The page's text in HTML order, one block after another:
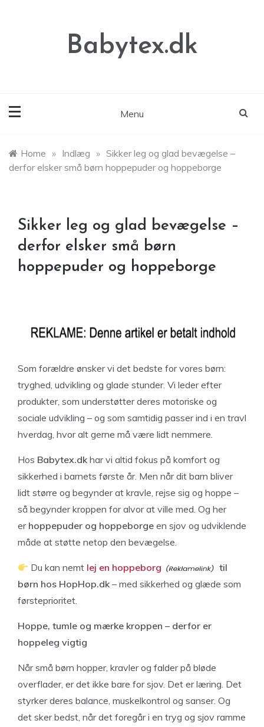
Babytex.dk
Menu
Home » Indlæg » Sikker leg og glad bevægelse –
derfor elsker små børn hoppepuder og hoppeborge
Sikker leg og glad bevægelse –
derfor elsker små børn
hoppepuder og hoppeborge
Som forældre ønsker vi det bedste for vores børn:
tryghed, udvikling og glade stunder. Vi leder efter
produkter, som understøtter deres motoriske og
sociale udvikling – og som samtidig passer ind i en travl
hverdag, hvor alt gerne må være lidt nemmere.
Hos Babytex.dkhar vi altid fokus på komfort og
sikkerhed i barnets første år. Men når dit barn bliver
lidt større og begynder at kravle, rejse sig og hoppe –
så begynder kroppen for alvor at ville med. Og her
er hoppepuder og hoppeborge en sjov og udviklende
måde at støtte netop den bevægelse.
Du kan nemt lej en hoppeborg
til
børn hos HopHop.dk– med sikkerhed og glæde som
førsteprioritet.
Hoppe, tumle og mærke kroppen – derfor er
hoppeleg vigtig
Når små børn hopper, kravler og falder på bløde
overflader, er det ikke bare for sjov. Det er læring. Det
styrker deres balance, muskelkontrol og sanser. Og
det sker bedst, når det foregår i en tryg og sjov ramme